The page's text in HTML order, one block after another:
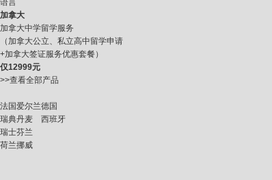
语言
加拿大
加拿大中学留学服务
（加拿大公立、私立高中留学申请
+加拿大签证服务优惠套餐）
仅12999元
>>查看全部产品
法国爱尔兰德国
瑞典丹麦
西班牙
瑞士芬兰
荷兰挪威